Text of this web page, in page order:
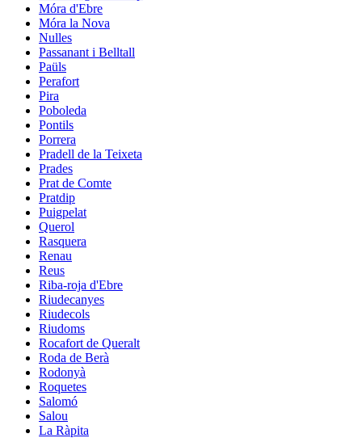
Móra d'Ebre
Móra la Nova
Nulles
Passanant i Belltall
Paüls
Perafort
Pira
Poboleda
Pontils
Porrera
Pradell de la Teixeta
Prades
Prat de Comte
Pratdip
Puigpelat
Querol
Rasquera
Renau
Reus
Riba-roja d'Ebre
Riudecanyes
Riudecols
Riudoms
Rocafort de Queralt
Roda de Berà
Rodonyà
Roquetes
Salomó
Salou
La Ràpita